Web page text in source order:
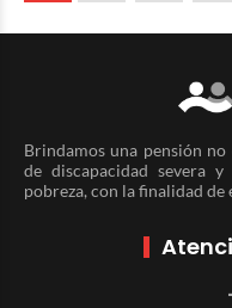
Brindamos una pensión
de discapacidad severa
pobreza, con la finalidad de